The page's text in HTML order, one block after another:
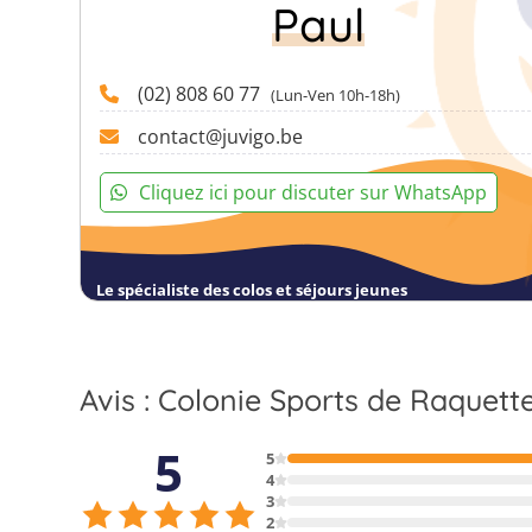
Paul
(02) 808 60 77 (Lun-Ven 10h-18h)
contact@juvigo.be
Cliquez ici pour discuter sur WhatsApp
Le spécialiste des colos et séjours jeunes
Avis : Colonie Sports de
5 5
4
3
2